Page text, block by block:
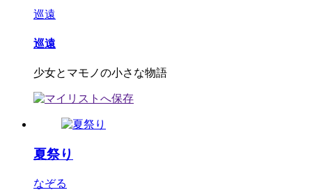
巡遠
巡遠
少女とマモノの小さな物語
夏祭り
なぞる